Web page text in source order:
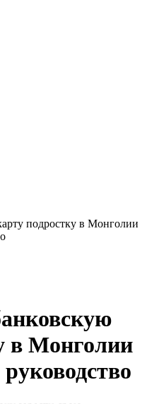
подростку в Монголии
в Монголии